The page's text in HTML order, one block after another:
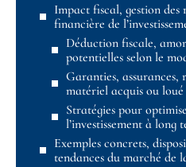
Impact fiscal, gestion
financière de
Déduction fiscale,
potentielles selon le
Garanties,
matériel acquis ou loué
Stratégies pour
l’investissement à long
Exemples concrets,
tendances du marché de